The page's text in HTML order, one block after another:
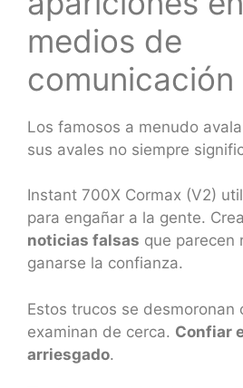
medios de
comunicación
Los famosos a menudo
sus avales no siempre
Instant 700X Cormax (V2)
para engañar a la gente.
noticias falsas que parecen
ganarse la confianza.
Estos trucos se desmoronan
examinan de cerca. Confiar
arriesgado.